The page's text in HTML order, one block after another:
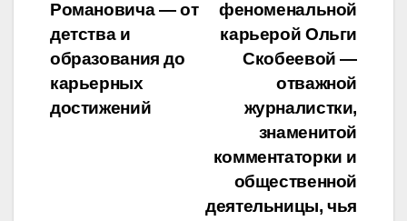
записям
феноменальной
карьерой Ольги
Скобеевой —
отважной
журналистки,
знаменитой
комментаторки и
общественной
деятельницы, чья
Романовича — от
детства и
образования до
карьерных
достижений